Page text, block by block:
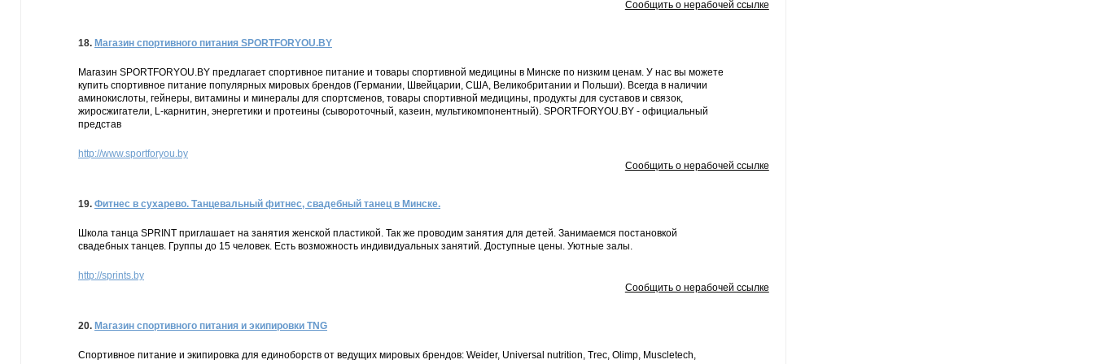
Сообщить о нерабочей ссылке
18. Магазин спортивного питания SPORTFORYOU.BY
Магазин SPORTFORYOU.BY предлагает спортивное питание и товары спортивной медицины в Минске по низким ценам. У нас вы можете
купить спортивное питание популярных мировых брендов (Германии, Швейцарии, США, Великобритании и Польши). Всегда в наличии
аминокислоты, гейнеры, витамины и минералы для спортсменов, товары спортивной медицины, продукты для суставов и связок,
жиросжигатели, L-карнитин, энергетики и протеины (сывороточный, казеин, мультикомпонентный). SPORTFORYOU.BY - официальный
представ
http://www.sportforyou.by
Сообщить о нерабочей ссылке
19. Фитнес в сухарево. Танцевальный фитнес, свадебный танец в Минске.
Школа танца SPRINT приглашает на занятия женской пластикой. Так же проводим занятия для детей. Занимаемся постановкой
свадебных танцев. Группы до 15 человек. Есть возможность индивидуальных занятий. Доступные цены. Уютные залы.
http://sprints.by
Сообщить о нерабочей ссылке
20. Магазин спортивного питания и экипировки TNG
Спортивное питание и экипировка для единоборств от ведущих мировых брендов: Weider, Universal nutrition, Trec, Olimp, Muscletech,